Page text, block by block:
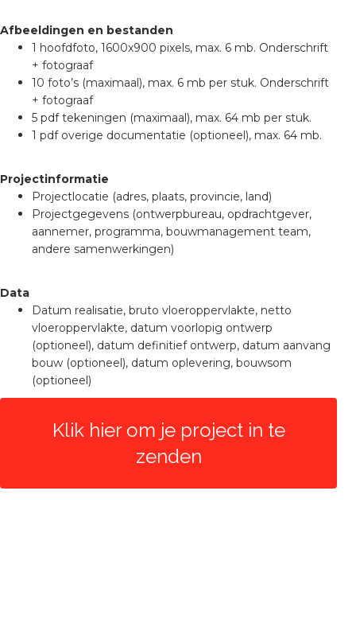
Afbeeldingen en bestanden
1 hoofdfoto, 1600x900 pixels, max. 6 mb. Onderschrift
+ fotograaf
10 foto’s (maximaal), max. 6 mb per stuk. Onderschrift
+ fotograaf
5 pdf tekeningen (maximaal), max. 64 mb per stuk.
1 pdf overige documentatie (optioneel), max. 64 mb.
Projectinformatie
Projectlocatie (adres, plaats, provincie, land)
Projectgegevens (ontwerpbureau, opdrachtgever,
aannemer, programma, bouwmanagement team,
andere samenwerkingen)
Data
Datum realisatie, bruto vloeroppervlakte, netto
vloeroppervlakte, datum voorlopig ontwerp
(optioneel), datum definitief ontwerp, datum aanvang
bouw (optioneel), datum oplevering, bouwsom
(optioneel)
Klik hier om je project in te
zenden